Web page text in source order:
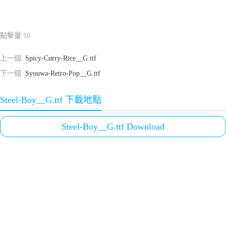
點擊量:10
上一個: Spicy-Curry-Rice__G.ttf
下一個: Syouwa-Retro-Pop__G.ttf
Steel-Boy__G.ttf 下載地點
Steel-Boy__G.ttf Download